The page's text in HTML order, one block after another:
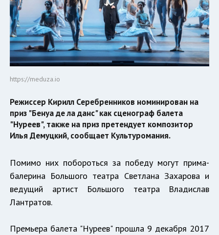
https://meduza.io
Режиссер Кирилл Серебренников номинирован на
приз "Бенуа де ла данс" как сценограф балета
"Нуреев", также на приз претендует композитор
Илья Демуцкий, сообщает Культуромания.
Помимо них побороться за победу могут прима-
балерина Большого театра Светлана Захарова и
ведущий артист Большого театра Владислав
Лантратов.
Премьера балета "Нуреев" прошла 9 декабря 2017